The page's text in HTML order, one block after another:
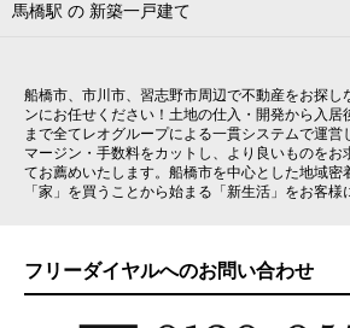
馬橋駅 の 新築一戸建て
船橋市、市川市、習志野市周辺で不動産をお探し
ンにお任せください！土地の仕入・開発から入居
まで全てレオグループによる一貫システムで運営
マージン・手数料をカットし、より良いものをお
てお薦めいたします。船橋市を中心とした地域密
「家」を買うことから始まる「新生活」をお客様
フリーダイヤルへのお問い合わせ